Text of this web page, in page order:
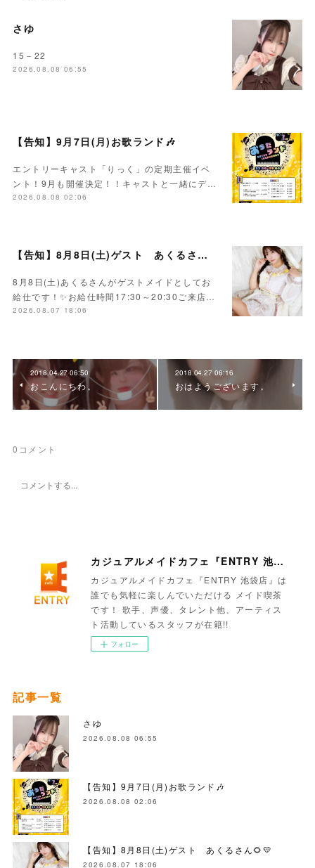
さゆ
15－22
2026.08.08 06:55
【告知】9月7日(月)お歌ランド🎶
エントリーキャスト「りっく」の定期主催イベ
ント！9月も開催決定！！キャストと一緒にデ…
2026.08.08 02:06
【告知】8月8日(土)ゲスト あくるさん🌻💛
8月8日(土)あくるさんがゲストメイドとしてお
給仕です！✨お給仕時間17:30～20:30ご来店…
2026.08.07 18:06
2018.04.27 06:50
おこんにちわ。
2018.04.27 06:16
おはようございます。
0 コメント
カジュアルメイドカフェ『ENTRY 池袋店』
カジュアルメイドカフェ『ENTRY 池袋店』は
誰でも気軽に楽しんでいただける メイド喫茶
です！ 歌手、声優、タレント他、アーティス
ト活動しているスタッフが在籍!!
フォロー
記事一覧
さゆ
2026.08.08 06:55
【告知】9月7日(月)お歌ランド🎶
2026.08.08 02:06
【告知】8月8日(土)ゲスト あくるさん🌻💛
2026.08.07 18:06